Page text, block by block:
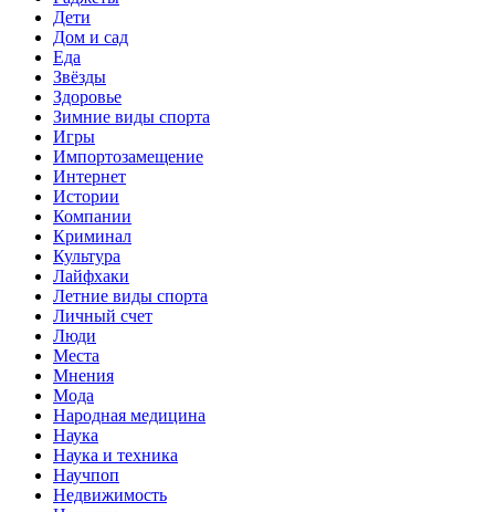
Дети
Дом и сад
Еда
Звёзды
Здоровье
Зимние виды спорта
Игры
Импортозамещение
Интернет
Истории
Компании
Криминал
Культура
Лайфхаки
Летние виды спорта
Личный счет
Люди
Места
Мнения
Мода
Народная медицина
Наука
Наука и техника
Научпоп
Недвижимость